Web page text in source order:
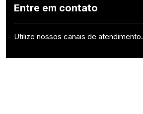
Entre em contato
Utilize nossos canais de atendimento.